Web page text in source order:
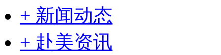
+ 新闻动态
+ 赴美资讯